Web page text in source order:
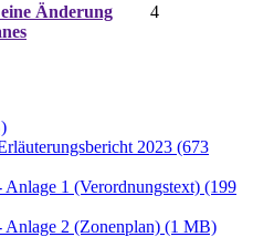
Änderung
4
2023 (673
Anlage 1 (Verordnungstext) (199
Anlage 2 (Zonenplan) (1 MB)